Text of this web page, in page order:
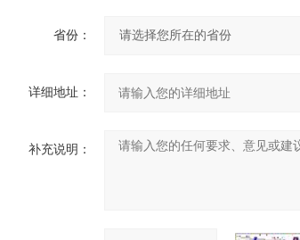
省份：
详细地址：
补充说明：